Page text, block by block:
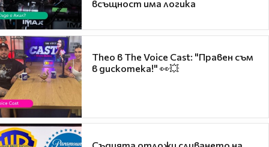
всъщност има логика
Theo в The Voice Cast: "Правен съм
в дискотека!" 👀💥
Съдията отложи сливането на